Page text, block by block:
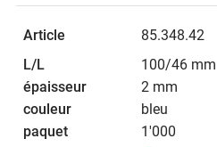
85.348.42
100/46 mm
2 mm
bleu
1'000